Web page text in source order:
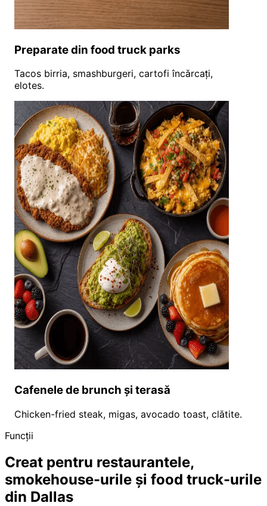
Preparate din food truck parks
Tacos birria, smashburgeri, cartofi încărcați,
elotes.
Cafenele de brunch și terasă
Chicken-fried steak, migas, avocado toast, clătite.
Funcții
Creat pentru restaurantele,
smokehouse-urile și food truck-urile
din Dallas